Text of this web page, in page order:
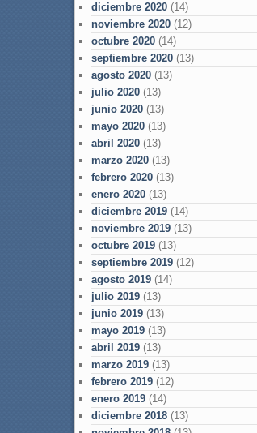
diciembre 2020 (14)
noviembre 2020 (12)
octubre 2020 (14)
septiembre 2020 (13)
agosto 2020 (13)
julio 2020 (13)
junio 2020 (13)
mayo 2020 (13)
abril 2020 (13)
marzo 2020 (13)
febrero 2020 (13)
enero 2020 (13)
diciembre 2019 (14)
noviembre 2019 (13)
octubre 2019 (13)
septiembre 2019 (12)
agosto 2019 (14)
julio 2019 (13)
junio 2019 (13)
mayo 2019 (13)
abril 2019 (13)
marzo 2019 (13)
febrero 2019 (12)
enero 2019 (14)
diciembre 2018 (13)